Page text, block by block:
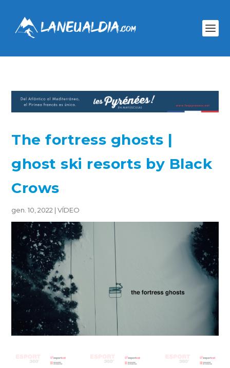
The fortress ghosts |
ghost ski resorts by Black
Crows
gen. 10, 2022 |VÍDEO